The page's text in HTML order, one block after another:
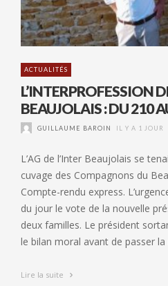
ACTUALITÉS
L’INTERPROFESSION
BEAUJOLAIS : DU 210
GUILLAUME BAROIN IL Y A 1 JOUR
L’AG de l’Inter Beaujolais se
cuvage des Compagnons du
Compte-rendu express.
du jour le vote de la nouvelle
deux familles. Le président
le bilan moral avant de passer
Lire la suite